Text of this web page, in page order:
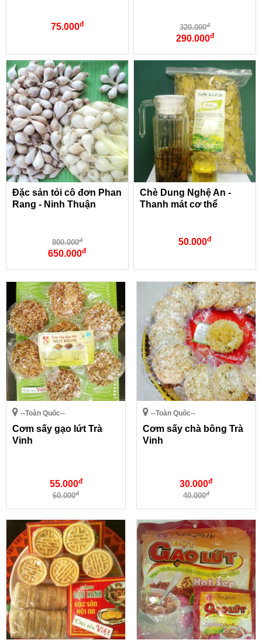
75.000đ 320.000đ
290.000đ
Đặc sản tỏi cô đơn Phan
Rang - Ninh Thuận
800.000đ
650.000đ
Chè Dung Nghệ An -
Thanh mát cơ thể
50.000đ
--Toàn Quốc--
Cơm sấy gạo lứt Trà
Vinh
55.000đ
60.000đ
--Toàn Quốc--
Cơm sấy chà bông Trà
Vinh
30.000đ
40.000đ